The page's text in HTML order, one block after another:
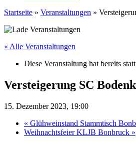
Startseite » Veranstaltungen »
« Alle Veranstaltungen
Diese Veranstaltung hat bereits
Versteigerung SC
15. Dezember 2023, 19:00
« Glühweinstand Stammtisch
Weihnachtsfeier KLJB Bonbruck »